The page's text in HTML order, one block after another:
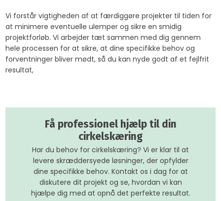
Vi forstår vigtigheden af at færdiggøre projekter til tiden for
at minimere eventuelle ulemper og sikre en smidig
projektforløb. Vi arbejder tæt sammen med dig gennem
hele processen for at sikre, at dine specifikke behov og
forventninger bliver mødt, så du kan nyde godt af et fejlfrit
resultat,
Få professionel hjælp til din
cirkelskæring
Har du behov for cirkelskæring? Vi er klar til at
levere skræddersyede løsninger, der opfylder
dine specifikke behov. Kontakt os i dag for at
diskutere dit projekt og se, hvordan vi kan
hjælpe dig med at opnå det perfekte resultat.